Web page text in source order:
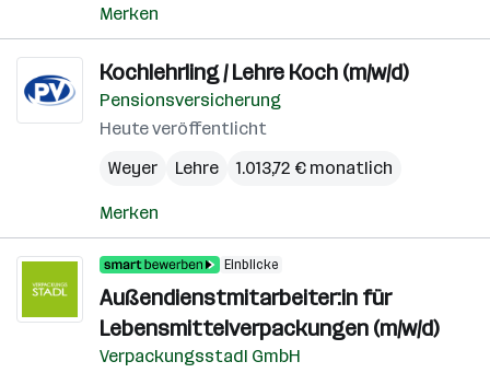
Merken
Kochlehrling / Lehre Koch (m/w/d)
Pensionsversicherung
Heute veröffentlicht
Weyer
Lehre 1.013,72 € monatlich
Merken
Einblicke
Außendienstmitarbeiter:in für
Lebensmittelverpackungen (m/w/d)
Verpackungsstadl GmbH